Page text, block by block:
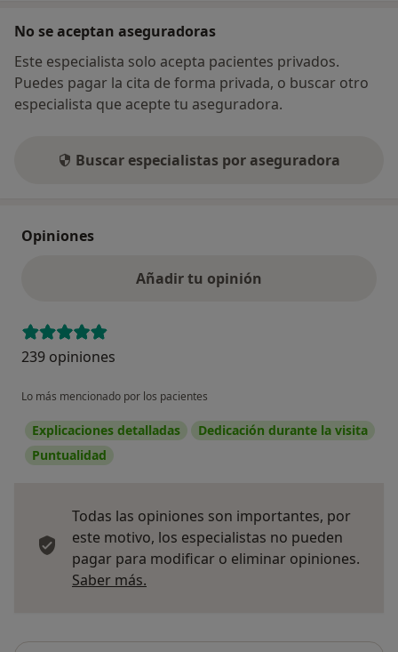
No se aceptan aseguradoras
Este especialista solo acepta pacientes privados.
Puedes pagar la cita de forma privada, o buscar otro
especialista que acepte tu aseguradora.
Buscar especialistas por aseguradora
Opiniones
Añadir tu opinión
239 opiniones
Lo más mencionado por los pacientes
Explicaciones detalladas
Dedicación durante la visita
Puntualidad
Todas las opiniones son importantes, por
este motivo, los especialistas no pueden
pagar para modificar o eliminar opiniones.
Saber más.